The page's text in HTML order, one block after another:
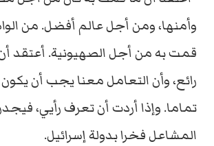
وأمنها، ومن أجل عالم أفضل. من
قمت به من أجل الصهيونية. أعتقد
رائع، وأن التعامل معنا يجب أن
تماما. وإذا أردت أن تعرف رأيي،
المشاعل فخرا بدولة إسرائيل.